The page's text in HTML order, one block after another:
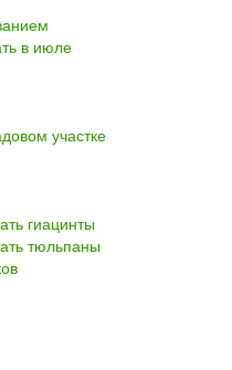
в июле
участке
гиацинты
тюльпаны